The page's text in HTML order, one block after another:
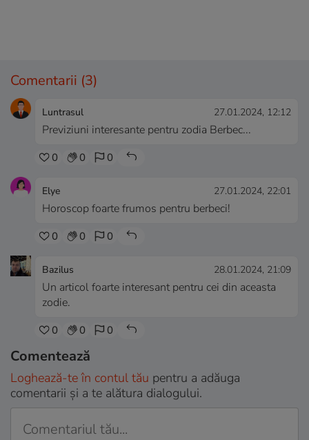
Comentarii (3)
Luntrasul 27.01.2024, 12:12
Previziuni interesante pentru zodia Berbec...
0 0 0
Elye 27.01.2024, 22:01
Horoscop foarte frumos pentru berbeci!
0 0 0
Bazilus 28.01.2024, 21:09
Un articol foarte interesant pentru cei din aceasta
zodie.
0 0 0
Comentează
Loghează-te în contul tău pentru a adăuga
comentarii și a te alătura dialogului.